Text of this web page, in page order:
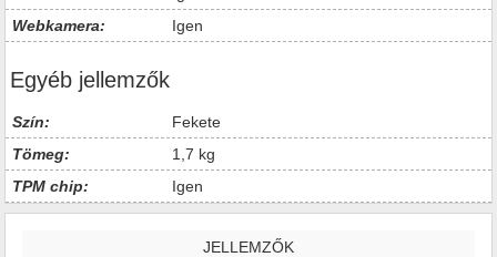
Webkamera:
Igen
Egyéb jellemzők
Szín:
Fekete
Tömeg:
1,7 kg
TPM chip:
Igen
JELLEMZŐK